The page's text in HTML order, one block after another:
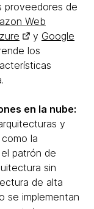
proveedores de
Web
y Google
los
en la nube:
y
la
patrón de
sin
de alta
se implementan